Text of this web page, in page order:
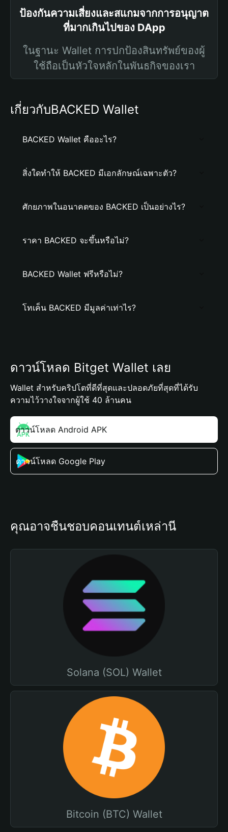
ป้องกันความเสี่ยงและสแกมจากการอนุญาต
ที่มากเกินไปของ DApp
ในฐานะ Wallet การปกป้องสินทรัพย์ของผู้
ใช้ถือเป็นหัวใจหลักในพันธกิจของเรา
เกี่ยวกับBACKED Wallet
BACKED Wallet คืออะไร?
สิ่งใดทำให้ BACKED มีเอกลักษณ์เฉพาะตัว?
ศักยภาพในอนาคตของ BACKED เป็นอย่างไร?
ราคา BACKED จะขึ้นหรือไม่?
BACKED Wallet ฟรีหรือไม่?
โทเค็น BACKED มีมูลค่าเท่าไร?
ดาวน์โหลด Bitget Wallet เลย
Wallet สำหรับคริปโตที่ดีที่สุดและปลอดภัยที่สุดที่ได้รับ
ความไว้วางใจจากผู้ใช้ 40 ล้านคน
ดาวน์โหลด Android APK
ดาวน์โหลด Google Play
คุณอาจชื่นชอบคอนเทนต์เหล่านี้
Solana (SOL) Wallet
Bitcoin (BTC) Wallet